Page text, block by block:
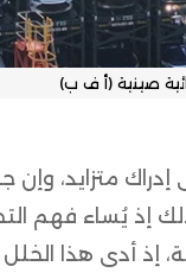
متزايد، وإن
إذ يُساء فهم
أدى هذا